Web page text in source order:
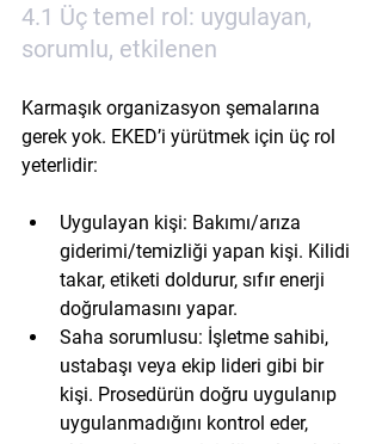
4.1 Üç temel rol: uygulayan,
sorumlu, etkilenen
Karmaşık organizasyon şemalarına
gerek yok. EKED’i yürütmek için üç rol
yeterlidir:
Uygulayan kişi: Bakımı/arıza
giderimi/temizliği yapan kişi. Kilidi
takar, etiketi doldurur, sıfır enerji
doğrulamasını yapar.
Saha sorumlusu: İşletme sahibi,
ustabaşı veya ekip lideri gibi bir
kişi. Prosedürün doğru uygulanıp
uygulanmadığını kontrol eder,